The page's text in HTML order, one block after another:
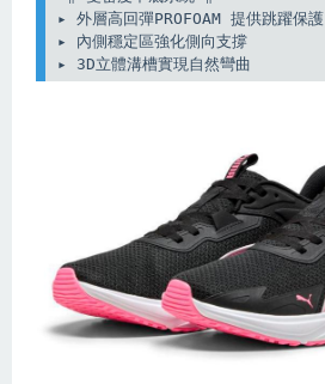
▸ 外層高回彈PROFOAM 提供跳躍保護
▸ 內側穩定區強化側向支撐
▸ 3D立體溝槽實現自然彎曲